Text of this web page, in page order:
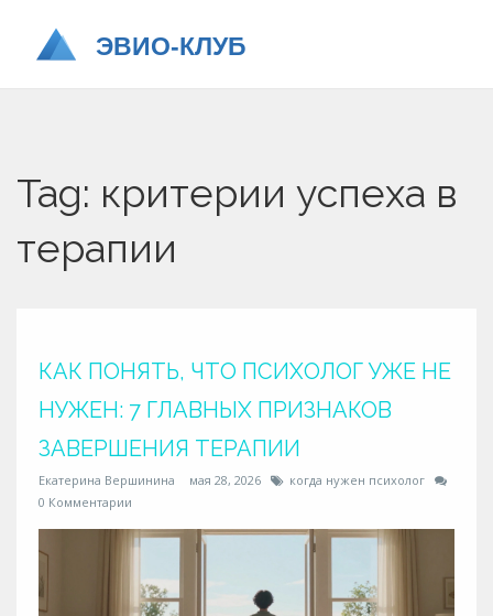
Tag: критерии успеха в
терапии
КАК ПОНЯТЬ, ЧТО ПСИХОЛОГ УЖЕ НЕ
НУЖЕН: 7 ГЛАВНЫХ ПРИЗНАКОВ
ЗАВЕРШЕНИЯ ТЕРАПИИ
Екатерина Вершинина мая 28, 2026
когда нужен психолог
0 Комментарии